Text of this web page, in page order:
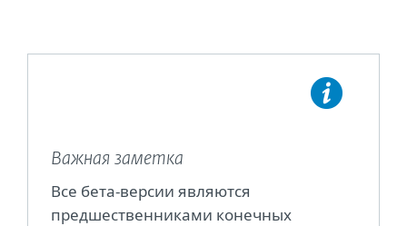
Важная заметка
Все бета-версии являются
предшественниками конечных